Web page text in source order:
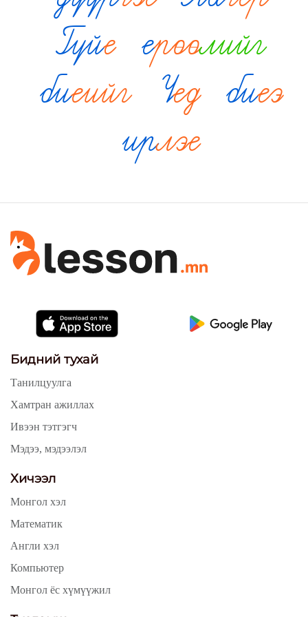
Гүйе ерөөлийг
биеийг Үед биеэ
ирлэе
Бидний тухай
Танилцуулга
Хамтран ажиллах
Ивээн тэтгэгч
Мэдээ, мэдээлэл
Хичээл
Монгол хэл
Математик
Англи хэл
Компьютер
Монгол ёс хүмүүжил